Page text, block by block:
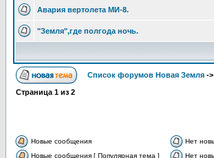
Авария вертолета МИ-8.
"Земля",где полгода ночь.
Список форумов Новая Земля ->
Страница 1 из 2
Новые сообщения
Нет
Новые сообщения [ Популярная тема ]
Нет